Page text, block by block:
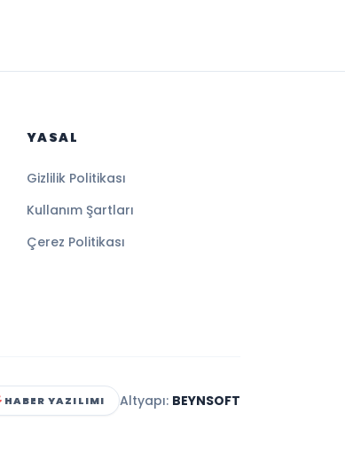
YASAL
Gizlilik Politikası
Kullanım Şartları
Çerez Politikası
HABER YAZILIMI Altyapı: BEYNSOFT